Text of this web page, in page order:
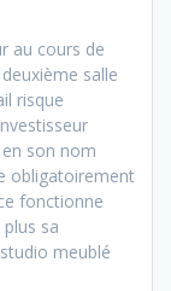
au cours de
salle
risque
en son nom
obligatoirement
fonctionne
sa
studio meublé